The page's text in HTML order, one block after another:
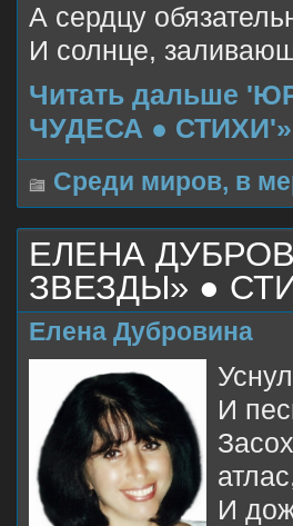
А сердцу
И солнце,
Читать дальше
ЧУДЕСА ● СТИХИ'»
Среди миров, в
ЕЛЕНА
ЗВЕЗДЫ» ●
Елена Дубровина
И
И